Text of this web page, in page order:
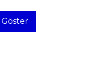
Göster